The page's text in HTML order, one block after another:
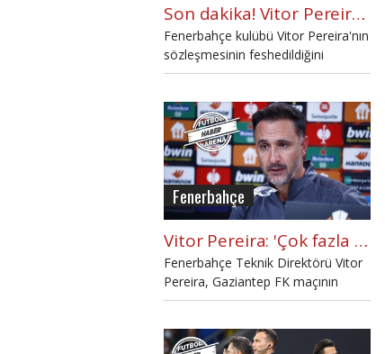
Son dakika! Vitor Pereira ile yollar ayrıldı
Fenerbahçe kulübü Vitor Pereira'nın
sözleşmesinin feshedildiğini
açıkladı.
Fenerbahçe
Vitor Pereira: 'Çok fazla hata yaptık'
Fenerbahçe Teknik Direktörü Vitor
Pereira, Gaziantep FK maçının
ardından açıklamalarda bulundu.